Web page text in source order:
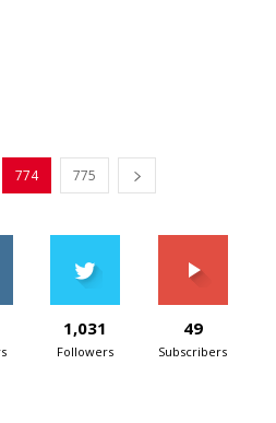
774 775
1,031
Followers
49
Subscribers